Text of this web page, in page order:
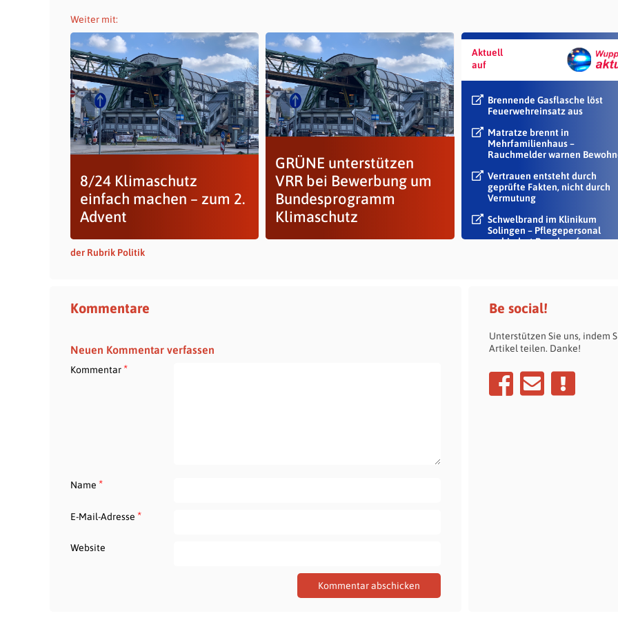
Weiter mit:
8/24 Klimaschutz
einfach machen – zum 2.
Advent
GRÜNE unterstützen
VRR bei Bewerbung um
Bundesprogramm
Klimaschutz
Aktuell
auf
Brennende Gasflasche löst
Feuerwehreinsatz aus
Matratze brennt in
Mehrfamilienhaus –
Rauchmelder warnen
Vertrauen entsteht durch
geprüfte Fakten, nicht durch
Vermutung
Schwelbrand im Klinikum
Solingen – Pflegepersonal
verhindert Rauch auf...
der Rubrik Politik
Kommentare
Neuen Kommentar verfassen
Kommentar*
Name *
E-Mail-Adresse *
Website
Be social!
Unterstützen Sie uns, indem
Artikel teilen. Danke!